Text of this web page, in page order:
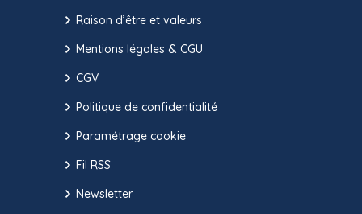
Raison d’être et valeurs
Mentions légales & CGU
CGV
Politique de confidentialité
Paramétrage cookie
Fil RSS
Newsletter